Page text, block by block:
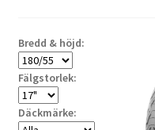
Bredd & höjd:
Fälgstorlek:
Däckmärke: